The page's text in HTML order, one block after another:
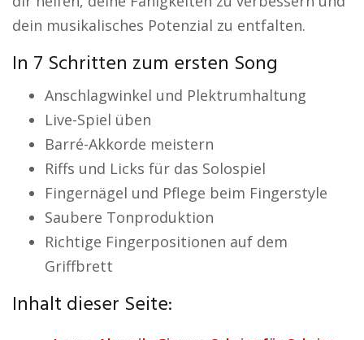
dein musikalisches Potenzial zu entfalten.
In 7 Schritten zum ersten Song
Anschlagwinkel und Plektrumhaltung
Live-Spiel üben
Barré-Akkorde meistern
Riffs und Licks für das Solospiel
Fingernägel und Pflege beim Fingerstyle
Saubere Tonproduktion
Richtige Fingerpositionen auf dem
Griffbrett
Inhalt dieser Seite: